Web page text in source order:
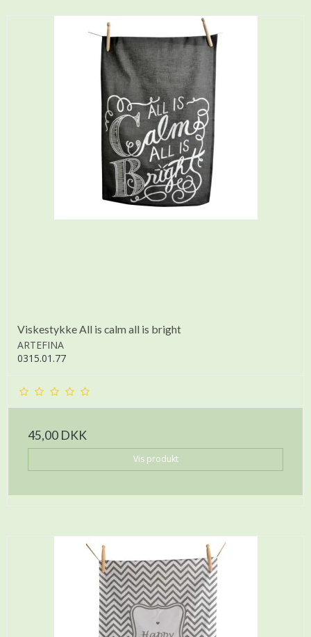
Viskestykke All is calm all is bright
ARTEFINA
0315.01.77
45,00 DKK
Vis produkt